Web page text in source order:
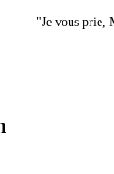
"Je vous prie,